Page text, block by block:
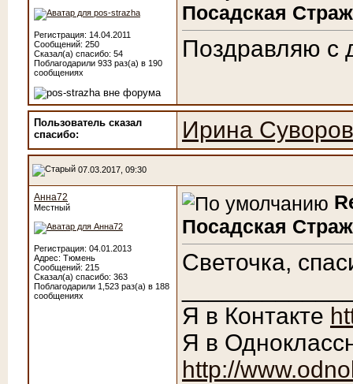
Регистрация: 14.04.2011
Сообщений: 250
Сказал(а) спасибо: 54
Поблагодарили 933 раз(а) в 190
сообщениях
Посадская
Поздравляю с
Пользователь сказал
cпасибо:
Ирина
07.03.2017, 09:30
Анна72
Местный
Регистрация: 04.01.2013
Адрес: Тюмень
Сообщений: 215
Сказал(а) спасибо: 363
Поблагодарили 1,523 раз(а) в 188
сообщениях
Посадская
Светочка,
Я в Контакте
Я в
http://